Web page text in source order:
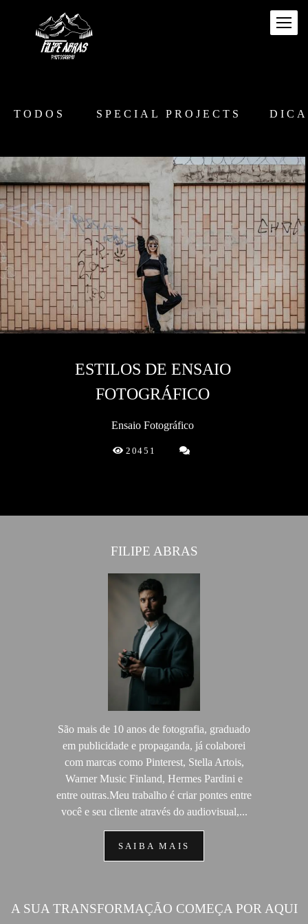
TODOS SPECIAL PROJECTS
ESTILOS DE ENSAIO
FOTOGRÁFICO
Ensaio Fotográfico
20451
FILIPE ABRAS
São mais de 10 anos de fotografia, graduado
em publicidade e propaganda, já colaborei
com marcas como Pinterest, Stella Artois,
Warner Music Finland, Hermes Pardini e
entre outras.Meu trabalho é criar pontes entre
você e seu cliente através do audiovisual,...
SAIBA MAIS
A SUA TRANSFORMAÇÃO COMEÇA POR AQUI